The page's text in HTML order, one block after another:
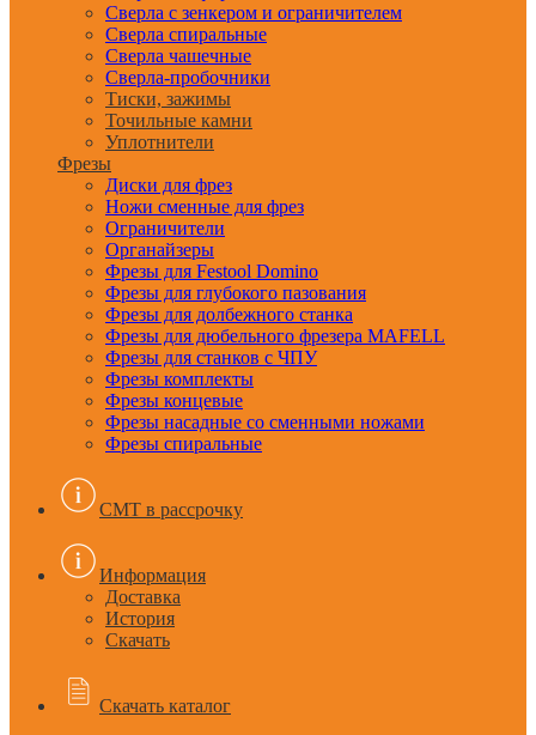
Сверла с зенкером и ограничителем
Сверла спиральные
Сверла чашечные
Сверла-пробочники
Тиски, зажимы
Точильные камни
Уплотнители
Фрезы
Диски для фрез
Ножи сменные для фрез
Ограничители
Органайзеры
Фрезы для Festool Domino
Фрезы для глубокого пазования
Фрезы для долбежного станка
Фрезы для дюбельного фрезера MAFELL
Фрезы для станков с ЧПУ
Фрезы комплекты
Фрезы концевые
Фрезы насадные со сменными ножами
Фрезы спиральные
CMT в рассрочку
Информация
Доставка
История
Скачать
Скачать каталог